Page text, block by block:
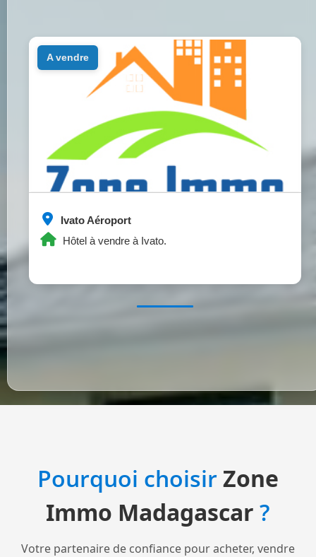
Ivato Aéroport
Hôtel à vendre à Ivato.
a vendre
Pourquoi choisirZone
Immo Madagascar ?
Votre partenaire de confiance pour acheter, vendre